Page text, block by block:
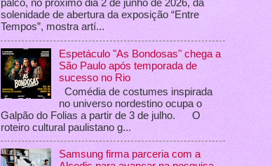
palco, no próximo dia 2 de junho de 2026, da
solenidade de abertura da exposição “Entre
Tempos”, mostra artí...
Espetáculo "As Bondosas" chega a
São Paulo após temporada de
sucesso no Rio
Comédia de costumes inspirada
no universo nordestino ocupa o
Galpão do Folias a partir de 3 de julho. O
roteiro cultural paulistano g...
Samsung firma parceria com a